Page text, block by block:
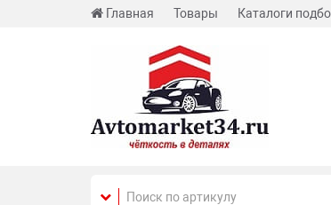
Главная Товары Каталоги